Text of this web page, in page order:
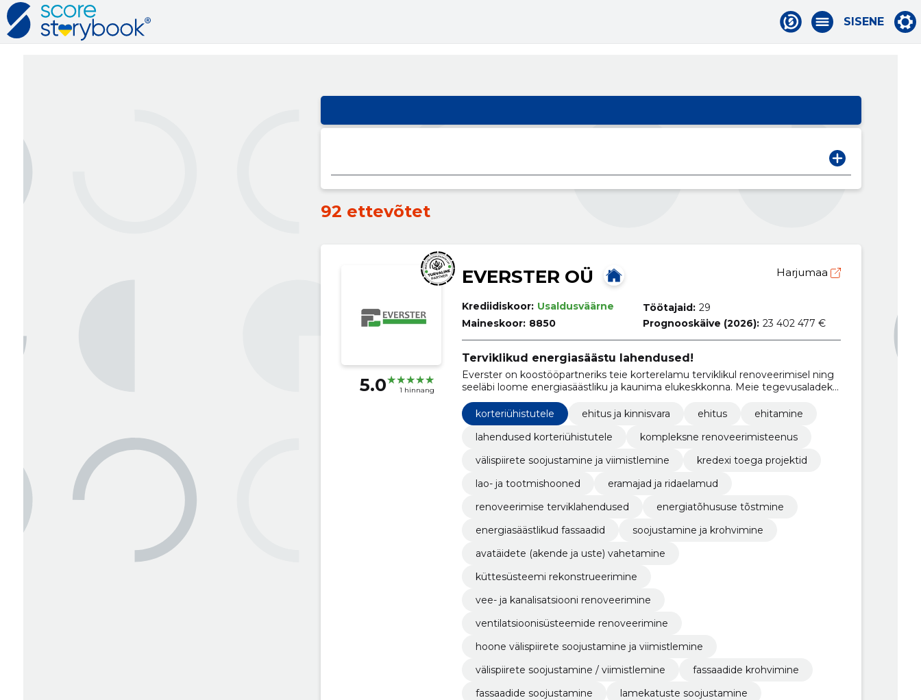
SISENE
92 ettevõtet
5.0 1 hinnang
EVERSTER OÜ Harjumaa
Krediidiskoor: Usaldusväärne
Maineskoor: 8850
Töötajaid: 29
Prognooskäive (2026): 23 402 477 €
Terviklikud energiasäästu lahendused!
Everster on koostööpartneriks teie korterelamu terviklikul renoveerimisel ning
seeläbi loome energiasäästliku ja kaunima elukeskkonna. Meie tegevusaladeks
on rekonstrueerimine, kortermajade renoveerimine ja fassaaditööd.
korteriühistutele
ehitus ja kinnisvara ehitus
ehitamine
lahendused korteriühistutele
kompleksne renoveerimisteenus
välispiirete soojustamine ja viimistlemine
kredexi toega projektid
lao- ja tootmishooned
eramajad ja ridaelamud
renoveerimise terviklahendused
energiatõhususe tõstmine
energiasäästlikud fassaadid
soojustamine ja krohvimine
avatäidete (akende ja uste) vahetamine
küttesüsteemi rekonstrueerimine
vee- ja kanalisatsiooni renoveerimine
ventilatsioonisüsteemide renoveerimine
hoone välispiirete soojustamine ja viimistlemine
välispiirete soojustamine / viimistlemine
fassaadide krohvimine
fassaadide soojustamine
lamekatuste soojustamine